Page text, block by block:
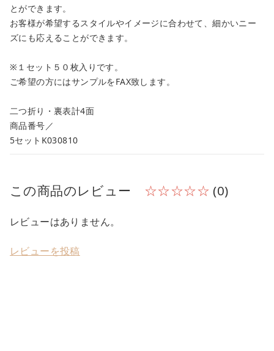
とができます。
お客様が希望するスタイルやイメージに合わせて、細かいニー
ズにも応えることができます。
※１セット５０枚入りです。
ご希望の方にはサンプルをFAX致します。
二つ折り・裏表計4面
商品番号／
5セットK030810
この商品のレビュー ☆☆☆☆☆(0)
レビューはありません。
レビューを投稿